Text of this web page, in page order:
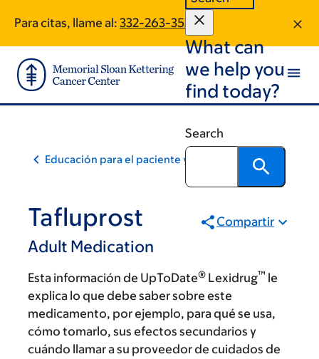
main
content
footer
Para citas, llame al: 332-263-3532
What can
we help you
find today?
Search
Educación para el paciente y la comunidad
Tafluprost
Adult Medication
Compartir
Esta información de UpToDate® Lexidrug™ le
explica lo que debe saber sobre este
medicamento, por ejemplo, para qué se usa,
cómo tomarlo, sus efectos secundarios y
cuándo llamar a su proveedor de cuidados de